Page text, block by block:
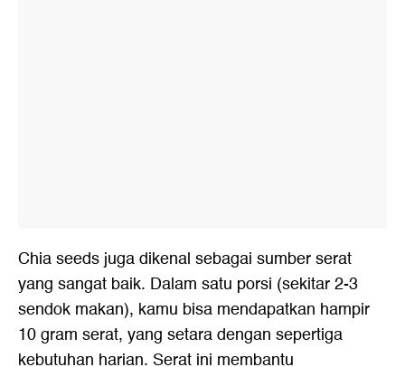
Chia seeds juga dikenal sebagai sumber serat
yang sangat baik. Dalam satu porsi (sekitar 2-3
sendok makan), kamu bisa mendapatkan hampir
10 gram serat, yang setara dengan sepertiga
kebutuhan harian. Serat ini membantu